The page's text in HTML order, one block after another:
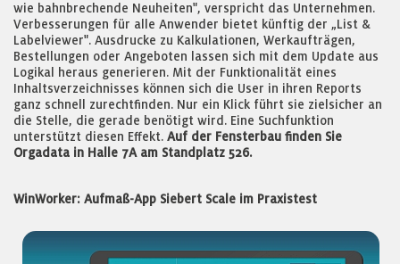
wie bahnbrechende Neuheiten", verspricht das Unternehmen.
Verbesserungen für alle Anwender bietet künftig der „List &
Labelviewer". Ausdrucke zu Kalkulationen, Werkaufträgen,
Bestellungen oder Angeboten lassen sich mit dem Update aus
Logikal heraus generieren. Mit der Funktionalität eines
Inhaltsverzeichnisses können sich die User in ihren Reports
ganz schnell zurechtfinden. Nur ein Klick führt sie zielsicher an
die Stelle, die gerade benötigt wird. Eine Suchfunktion
unterstützt diesen Effekt. Auf der Fensterbau finden Sie
Orgadata in Halle 7A am Standplatz 526.
WinWorker: Aufmaß-App Siebert Scale im Praxistest